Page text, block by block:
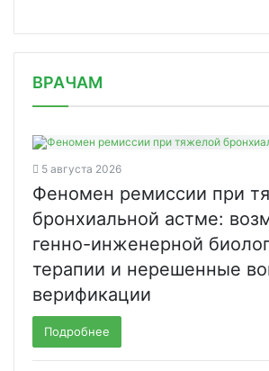
ВРАЧАМ
5 августа 2026
Феномен ремиссии при
бронхиальной астме:
генно-инженерной
терапии и нерешенные
верификации
Подробнее